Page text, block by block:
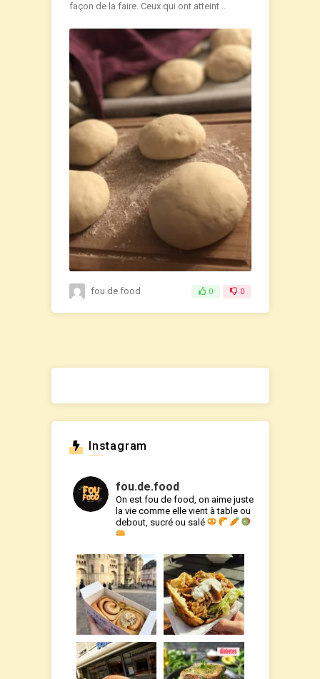
façon de la faire. Ceux qui ont atteint ..
fou.de.food 0 0
Instagram
fou.de.food
On est fou de food, on aime juste
la vie comme elle vient à table ou
debout, sucré ou salé